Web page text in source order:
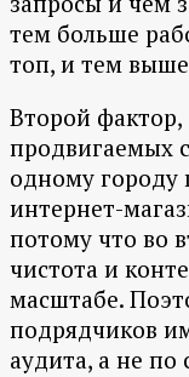
тем больше
топ, и тем
Второй
продвигаемых
одному городу
интернет-
потому что во
чистота и
масштабе.
подрядчиков
аудита, а не по